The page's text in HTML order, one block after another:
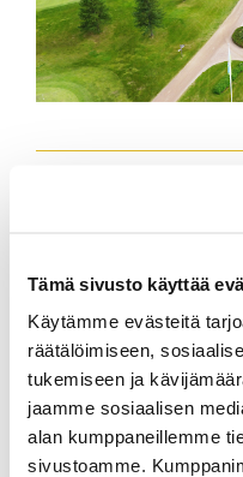
Tämä sivusto käyttää
Käytämme evästeitä
räätälöimiseen,
tukemiseen ja
jaamme sosiaalisen
alan kumppaneillemme
sivustoamme.